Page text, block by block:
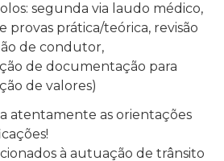
segunda via laudo médico,
provas prática/teórica, revisão
de condutor,
de documentação para
de valores)
atentamente as orientações
à autuação de trânsito